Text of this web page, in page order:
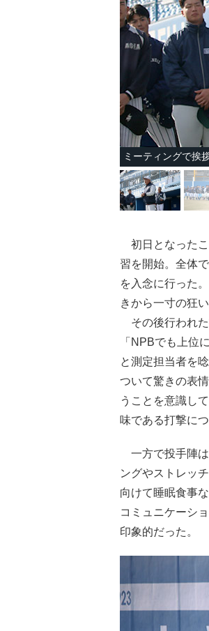
ミーティングで挨
初日となったこ
習を開始。全体
を入念に行った
きから一寸の狂
その後行われた
「NPBでも上位
と測定担当者を
ついて驚きの表
うことを意識し
味である打撃に
一方で投手陣は
ングやストレッ
向けて睡眠食事
コミュニケーシ
印象的だった。